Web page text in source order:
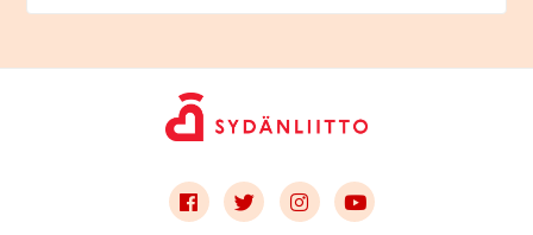
Link to facebook
Link to twitter
Link to instagram
Link to youtube